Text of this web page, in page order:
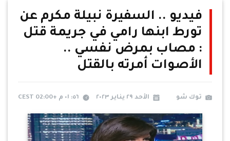
فيديو .. السفيرة نبيلة مكرم عن
تورط ابنها رامي في جريمة قتل
: مصاب بمرض نفسي ..
الأصوات أمرته بالقتل
توك شو الأحد ٢٩ يناير ٢٠٢٣ ٥٦: ٠١ م +02:00 CEST